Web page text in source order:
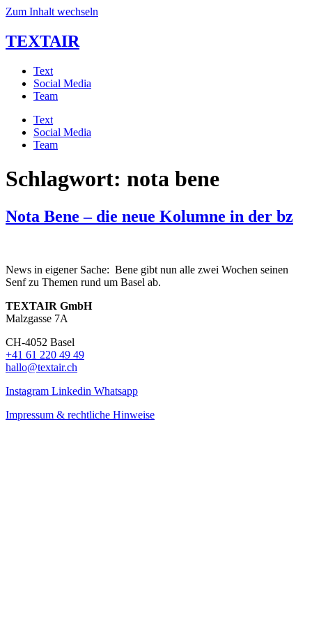
Zum Inhalt wechseln
TEXTAIR
Text
Social Media
Team
Text
Social Media
Team
Schlagwort: nota bene
Nota Bene – die neue Kolumne in der bz
News in eigener Sache:  Bene gibt nun alle zwei Wochen seinen
Senf zu Themen rund um Basel ab.
TEXTAIR GmbH
Malzgasse 7A
CH-4052 Basel
+41 61 220 49 49
hallo@textair.ch
Instagram Linkedin Whatsapp
Impressum & rechtliche Hinweise